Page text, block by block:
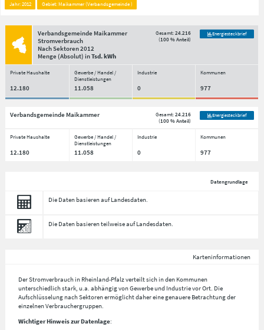
Jahr: 2012
Gebiet: Maikammer (Verbandsgemeinde )
Verbandsgemeinde Maikammer
Stromverbrauch
Nach Sektoren2012
Menge(Absolut) inTsd. kWh
Gesamt:24.216
(100 % Anteil)
Energiesteckbrief
Private Haushalte
Gewerbe / Handel /
Dienstleistungen
Industrie Kommunen
12.180 11.058 0 977
Verbandsgemeinde Maikammer Gesamt:24.216
(100 % Anteil)
Energiesteckbrief
Private Haushalte
Gewerbe / Handel /
Dienstleistungen
Industrie Kommunen
12.180 11.058 0 977
Datengrundlage
Die Daten basieren auf Landesdaten.
Die Daten basieren teilweise auf Landesdaten.
Karteninformationen
Der Stromverbrauch in Rheinland-Pfalz verteilt sich in den Kommunen
unterschiedlich stark, u.a. abhängig von Gewerbe und Industrie vor Ort. Die
Aufschlüsselung nachSektorenermöglicht daher eine genauere Betrachtung der
einzelnen Verbrauchergruppen.
Wichtiger Hinweis zur Datenlage: